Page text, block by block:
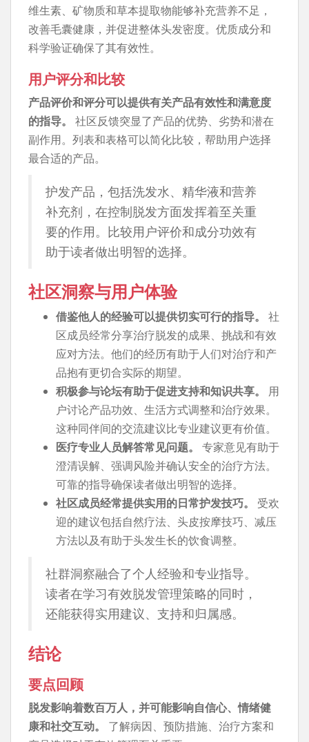
维生素、矿物质和草本提取物能够补充营养不足，
改善毛囊健康，并促进整体头发密度。优质成分和
科学验证确保了其有效性。
用户评分和比较
产品评价和评分可以提供有关产品有效性和满意度
的指导。
社区反馈突显了产品的优势、劣势和潜在
副作用。列表和表格可以简化比较，帮助用户选择
最合适的产品。
护发产品，包括洗发水、精华液和营养
补充剂，在控制脱发方面发挥着至关重
要的作用。比较用户评价和成分功效有
助于读者做出明智的选择。
社区洞察与用户体验
借鉴他人的经验可以提供切实可行的指导。
社
区成员经常分享治疗脱发的成果、挑战和有效
应对方法。他们的经历有助于人们对治疗和产
品抱有更切合实际的期望。
积极参与论坛有助于促进支持和知识共享。
用
户讨论产品功效、生活方式调整和治疗效果。
这种同伴间的交流建议比专业建议更有价值。
医疗专业人员解答常见问题。
专家意见有助于
澄清误解、强调风险并确认安全的治疗方法。
可靠的指导确保读者做出明智的选择。
社区成员经常提供实用的日常护发技巧。
受欢
迎的建议包括自然疗法、头皮按摩技巧、减压
方法以及有助于头发生长的饮食调整。
社群洞察融合了个人经验和专业指导。
读者在学习有效脱发管理策略的同时，
还能获得实用建议、支持和归属感。
结论
要点回顾
脱发影响着数百万人，并可能影响自信心、情绪健
康和社交互动。
了解病因、预防措施、治疗方案和